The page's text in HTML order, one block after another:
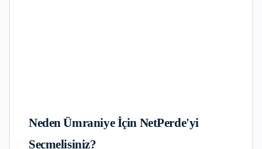
NedenÜmraniyeİçin NetPerde'yi
Seçmelisiniz?